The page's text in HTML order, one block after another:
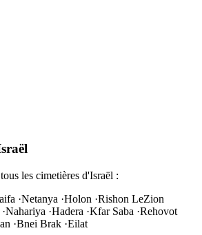
les cimetières d'Israël :
·Netanya ·Holon ·Rishon LeZion
·Nahariya ·Hadera ·Kfar Saba ·Rehovot
·Bnei Brak ·Eilat